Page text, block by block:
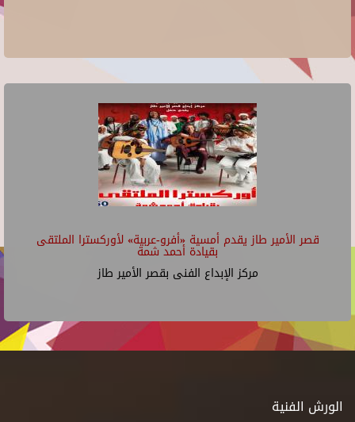
قصر الأمير طاز يقدم أمسية «أفرو-عربية» لأوركسترا الملتقى
بقيادة أحمد شمة
مركز الإبداع الفنى بقصر الأمير طاز
الورش الفنية